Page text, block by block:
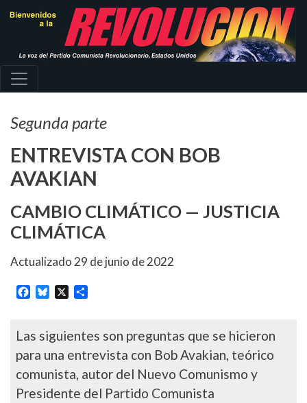
principal
Segunda parte
ENTREVISTA CON BOB
AVAKIAN
CAMBIO CLIMÁTICO — JUSTICIA
CLIMÁTICA
Actualizado 29 de junio de 2022
Facebook
Bluesky
X
Las siguientes son preguntas que se hicieron
para una entrevista con Bob Avakian, teórico
comunista, autor del Nuevo Comunismo y
Presidente del Partido Comunista